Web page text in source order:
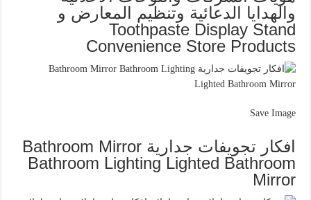
والهدايا الدعائية وتنظيم المعارض و
Toothpaste Display Stand
Convenience Store Products
Save Image
افكار تجويفات جدارية Bathroom Mirror
Bathroom Lighting Lighted Bathroom
Mirror